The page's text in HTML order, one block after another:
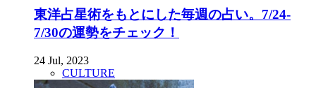
東洋占星術をもとにした毎週の占い。7/24-
7/30の運勢をチェック！
24 Jul, 2023
CULTURE